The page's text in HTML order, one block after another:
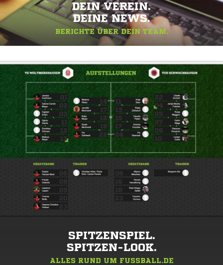
DEIN VEREIN.
DEINE NEWS.
BERICHTE ÜBER DEIN TEAM.
SPITZENSPIEL.
SPITZEN-LOOK.
ALLES RUND UM FUSSBALL.DE